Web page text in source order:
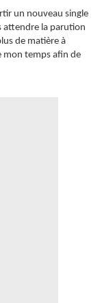
un nouveau single
attendre la parution
de matière à
mon temps afin de